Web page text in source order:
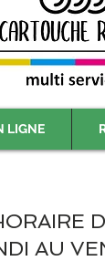
LIGNE
AU